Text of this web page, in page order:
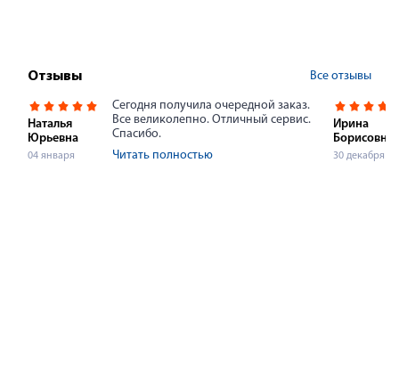
Отзывы Все отзывы
Наталья
Юрьевна
04 января
Сегодня получила очередной заказ.
Все великолепно. Отличный сервис.
Спасибо.
Читать полностью
Ирина
Борисовна
30 декабря